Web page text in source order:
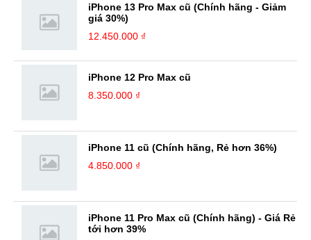
iPhone 13 Pro Max cũ (Chính hãng - Giảm
giá 30%)
12.450.000 ₫
iPhone 12 Pro Max cũ
8.350.000 ₫
iPhone 11 cũ (Chính hãng, Rẻ hơn 36%)
4.850.000 ₫
iPhone 11 Pro Max cũ (Chính hãng) - Giá Rẻ
tới hơn 39%